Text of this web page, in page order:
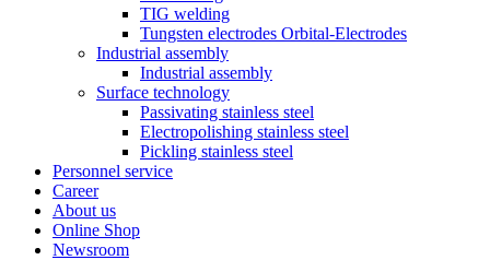
TIG welding
Tungsten electrodes Orbital-Electrodes
Industrial assembly
Industrial assembly
Surface technology
Passivating stainless steel
Electropolishing stainless steel
Pickling stainless steel
Personnel service
Career
About us
Online Shop
Newsroom